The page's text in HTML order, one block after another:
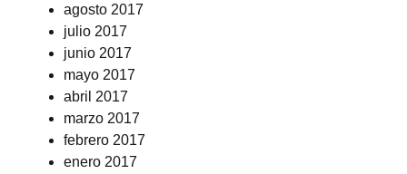
agosto 2017
julio 2017
junio 2017
mayo 2017
abril 2017
marzo 2017
febrero 2017
enero 2017